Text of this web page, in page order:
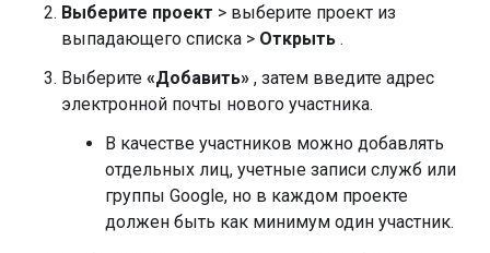
Выберите проект > выберите проект из
выпадающего списка > Открыть .
Выберите «Добавить» , затем введите адрес
электронной почты нового участника.
В качестве участников можно добавлять
отдельных лиц, учетные записи служб или
группы Google, но в каждом проекте
должен быть как минимум один участник.